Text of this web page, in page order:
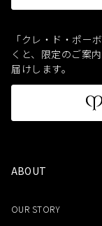
「クレ・ド・ポー
くと、 限定のご案
届けします。
ABOUT
OUR STORY